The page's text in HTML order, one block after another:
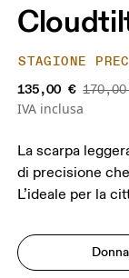
STAGIONE
135,00 €
IVA inclusa
La scarpa
di precisione
L’ideale per la
Donna